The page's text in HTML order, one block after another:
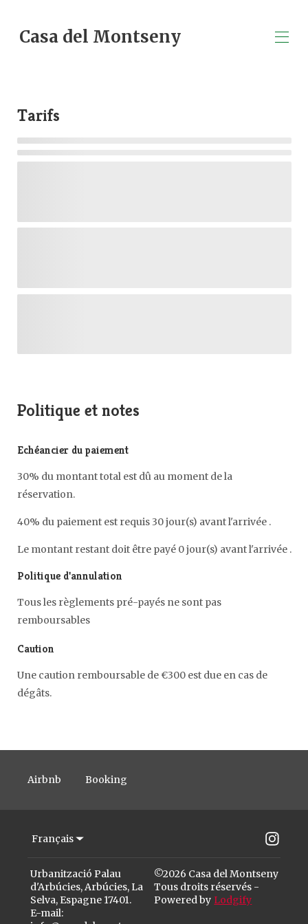
Casa del Montseny
Tarifs
Politique et notes
Echéancier du paiement
30% du montant total est dû au moment de la
réservation.
40% du paiement est requis 30 jour(s) avant l'arrivée .
Le montant restant doit être payé 0 jour(s) avant l'arrivée .
Politique d'annulation
Tous les règlements pré-payés ne sont pas
remboursables
Caution
Une caution remboursable de €300 est due en cas de
dégâts.
Airbnb Booking
Français
Urbanització Palau
d'Arbúcies, Arbúcies, La
Selva, Espagne 17401.
E-mail:
©2026 Casa del Montseny
Tous droits réservés -
Powered by Lodgify